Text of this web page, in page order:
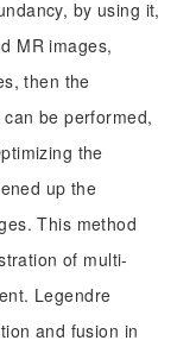
by using it,
MR images,
then the
be performed,
the
up the
This method
of multi-
Legendre
and fusion in